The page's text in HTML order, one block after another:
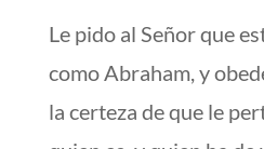
Le pido al Señor que
como Abraham, y
la certeza de que le